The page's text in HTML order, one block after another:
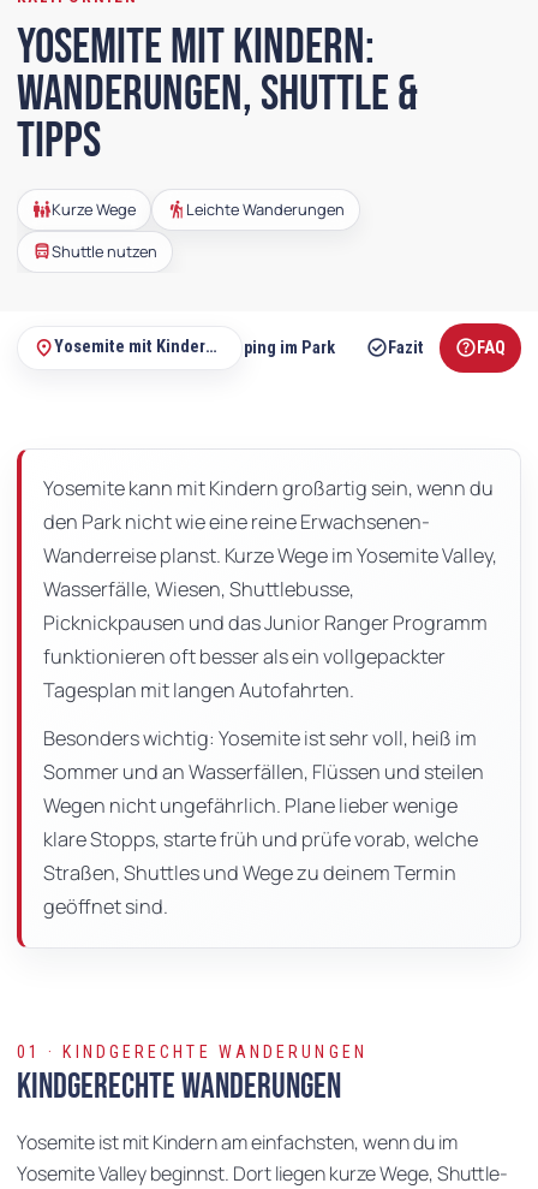
Yosemite mit Kindern:
Wanderungen, Shuttle &
Tipps
family_restroomKurze Wege hiking Leichte Wanderungen
directions_busShuttle nutzen
dieser
Seite
place Yosemite mit Kindern: Wanderungen, Shuttle & Tipps
Ranger Programm radio_button_checkedCamping im Park check_circle Fazit help FAQ
Yosemite kann mit Kindern großartig sein, wenn du
den Park nicht wie eine reine Erwachsenen-
Wanderreise planst. Kurze Wege im Yosemite Valley,
Wasserfälle, Wiesen, Shuttlebusse,
Picknickpausen und das Junior Ranger Programm
funktionieren oft besser als ein vollgepackter
Tagesplan mit langen Autofahrten.
Besonders wichtig: Yosemite ist sehr voll, heiß im
Sommer und an Wasserfällen, Flüssen und steilen
Wegen nicht ungefährlich. Plane lieber wenige
klare Stopps, starte früh und prüfe vorab, welche
Straßen, Shuttles und Wege zu deinem Termin
geöffnet sind.
01 · KINDGERECHTE WANDERUNGEN
Kindgerechte Wanderungen
Yosemite ist mit Kindern am einfachsten, wenn du im
Yosemite Valley beginnst. Dort liegen kurze Wege, Shuttle-